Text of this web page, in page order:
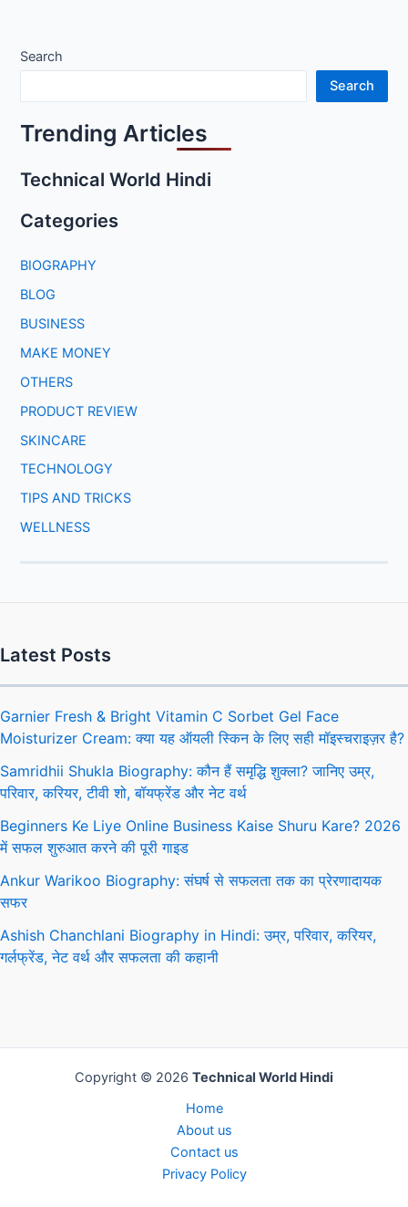
Search
Search
Trending Articles
Technical World Hindi
Categories
BIOGRAPHY
BLOG
BUSINESS
MAKE MONEY
OTHERS
PRODUCT REVIEW
SKINCARE
TECHNOLOGY
TIPS AND TRICKS
WELLNESS
Latest Posts
Garnier Fresh & Bright Vitamin C Sorbet Gel Face
Moisturizer Cream: क्या यह ऑयली स्किन के लिए सही मॉइस्चराइज़र है?
Samridhii Shukla Biography: कौन हैं समृद्धि शुक्ला? जानिए उम्र,
परिवार, करियर, टीवी शो, बॉयफ्रेंड और नेट वर्थ
Beginners Ke Liye Online Business Kaise Shuru Kare? 2026
में सफल शुरुआत करने की पूरी गाइड
Ankur Warikoo Biography: संघर्ष से सफलता तक का प्रेरणादायक
सफर
Ashish Chanchlani Biography in Hindi: उम्र, परिवार, करियर,
गर्लफ्रेंड, नेट वर्थ और सफलता की कहानी
Copyright © 2026 Technical World Hindi
Home
About us
Contact us
Privacy Policy